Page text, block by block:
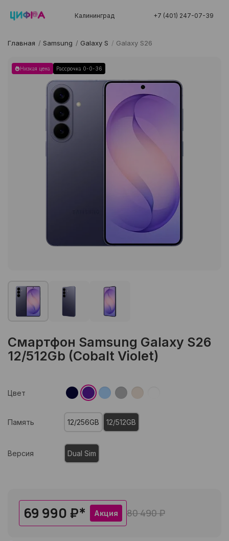
Калининград +7 (401) 247-07-39
Главная / Samsung / Galaxy S / Galaxy S26
Низкая цена Рассрочка 0-0-36
Смартфон Samsung Galaxy S26
12/512Gb (Cobalt Violet)
Цвет
Память 12/256GB 12/512GB
Версия Dual Sim
69 990 ₽* Акция 80 490 ₽